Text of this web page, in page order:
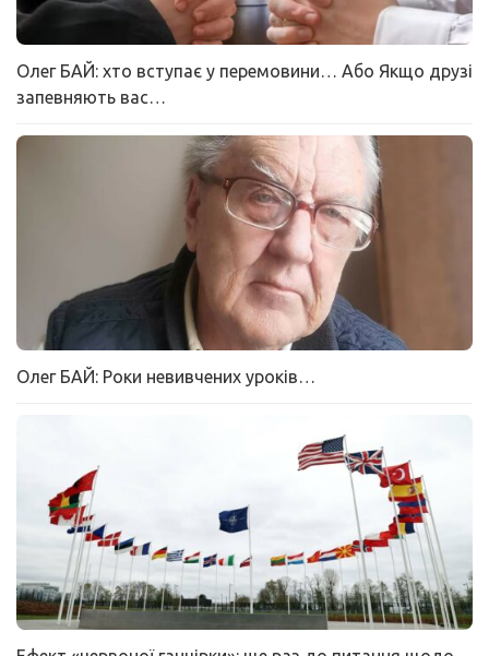
Олег БАЙ: хто вступає у перемовини… Або Якщо друзі
запевняють вас…
Олег БАЙ: Роки невивчених уроків…